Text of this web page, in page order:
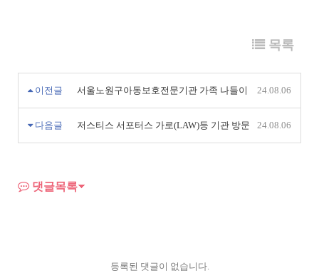
목록
이전글 서울노원구아동보호전문기관 가족 나들이 24.08.06
다음글 저스티스 서포터스 가로(LAW)등 기관 방문 24.08.06
댓글목록
등록된 댓글이 없습니다.